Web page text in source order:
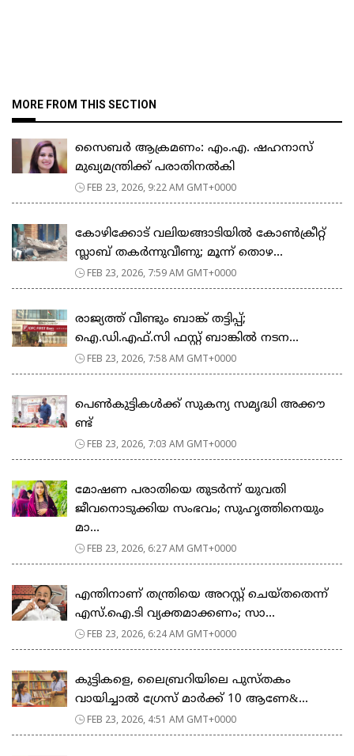
MORE FROM THIS SECTION
സൈബർ ആക്രമണം: എം.എ. ഷഹനാസ്
മുഖ്യമന്ത്രിക്ക് പരാതിനൽകി
FEB 23, 2026, 9:22 AM GMT+0000
കോഴിക്കോട് വലിയങ്ങാടിയിൽ കോൺക്രീറ്റ്
സ്ലാബ് തകർന്നുവീണു; മൂന്ന് തൊഴ...
FEB 23, 2026, 7:59 AM GMT+0000
രാജ്യത്ത് വീണ്ടും ബാങ്ക് തട്ടിപ്പ്;
ഐ.ഡി.എഫ്.സി ഫസ്റ്റ് ബാങ്കിൽ നടന...
FEB 23, 2026, 7:58 AM GMT+0000
പെ​ൺ​കു​ട്ടി​ക​ൾ​ക്ക് സു​ക​ന്യ സ​മൃ​ദ്ധി അ​ക്കൗ​
ണ്ട്
FEB 23, 2026, 7:03 AM GMT+0000
മോഷണ പരാതിയെ തുടര്‍ന്ന് യുവതി
ജീവനൊടുക്കിയ സംഭവം; സുഹൃത്തിനെയും
മാ...
FEB 23, 2026, 6:27 AM GMT+0000
എന്തിനാണ് തന്ത്രിയെ അറസ്റ്റ് ചെയ്തതെന്ന്
എസ്.ഐ.ടി വ്യക്തമാക്കണം; സാ...
FEB 23, 2026, 6:24 AM GMT+0000
കുട്ടികളെ, ലൈബ്രറിയിലെ പുസ്തകം
വായിച്ചാല്‍ ഗ്രേസ് മാര്‍ക്ക് 10 ആണേ&...
FEB 23, 2026, 4:51 AM GMT+0000